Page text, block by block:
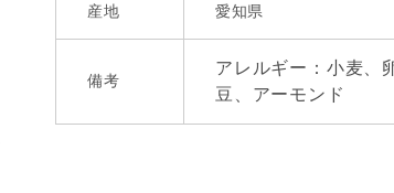
産地 愛知県
備考
アレルギー：小麦、
豆、アーモンド